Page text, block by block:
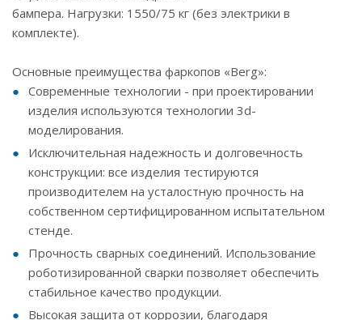
бампера. Нагрузки: 1550/75 кг (без электрики в
комплекте).
Основные преимущества фаркопов «Berg»:
Современные технологии - при проектировании
изделия используются технологии 3d-
моделирования.
Исключительная надежность и долговечность
конструкции: все изделия тестируются
производителем на усталостную прочность на
собственном сертифицированном испытательном
стенде.
Прочность сварных соединений. Использование
роботизированной сварки позволяет обеспечить
стабильное качество продукции.
Высокая защита от коррозии, благодаря